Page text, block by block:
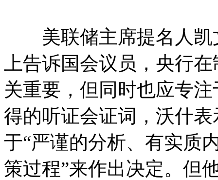
美联储主席提名人凯
上告诉国会议员，央行
关重要，但同时也应专
得的听证会证词，沃什
于“严谨的分析、有实质
策过程”来作出决定。但